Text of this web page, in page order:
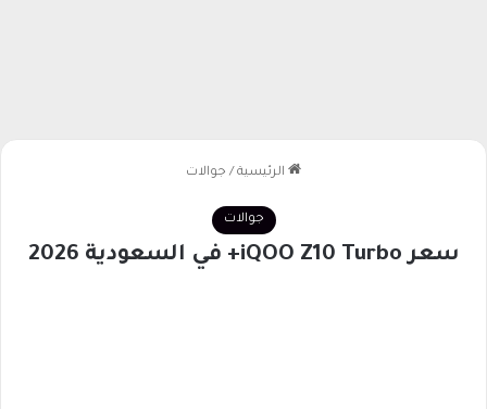
الرئيسية / جوالات
جوالات
سعر iQOO Z10 Turbo+ في السعودية 2026